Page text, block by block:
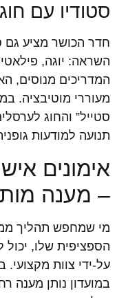
סטודיו עם
חדר הכושר מציע גם
המדריכים מנוסים,
מעוררי מוטיבציה.
סטייל” והחוג
תנועה למודעות
אימונים
– מענה
מי שמחפש תהליך
הספציפית שלו, יכול
על-ידי צוות מקצועי.
במועדון נותן מענה